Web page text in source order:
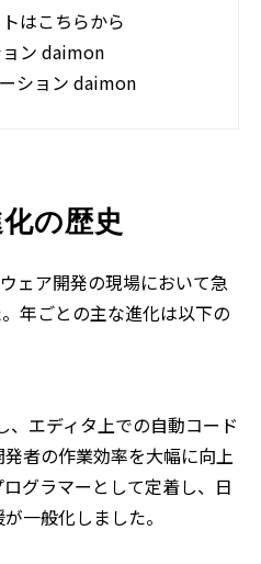
はこちらから
ン daimon
ション daimon
の歴史
ェア開発の現場において急
年ごとの主な進化は以下の
エディタ上での自動コード
者の作業効率を大幅に向上
グラマーとして定着し、日
一般化しました。